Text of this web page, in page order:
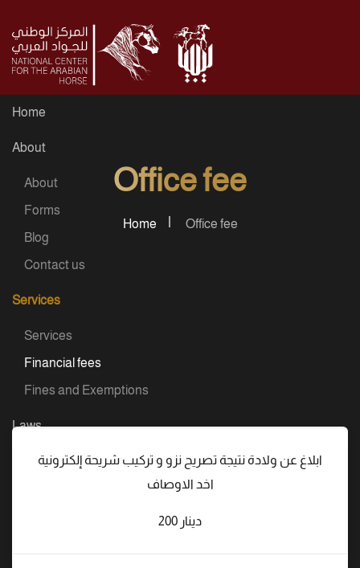
Skip to main content
Home
About
About
Forms
Blog
Contact us
Services
Services
Financial fees
Fines and Exemptions
Laws
Stud book
Championships archive
Office fee
Home Office fee
ابلاغ عن ولادة نتيجة تصريح نزو و تركيب شريحة إلكترونية
اخد الاوصاف
200 دينار